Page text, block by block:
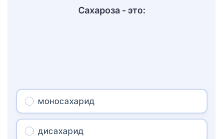
Сахароза - это:
моносахарид
дисахарид